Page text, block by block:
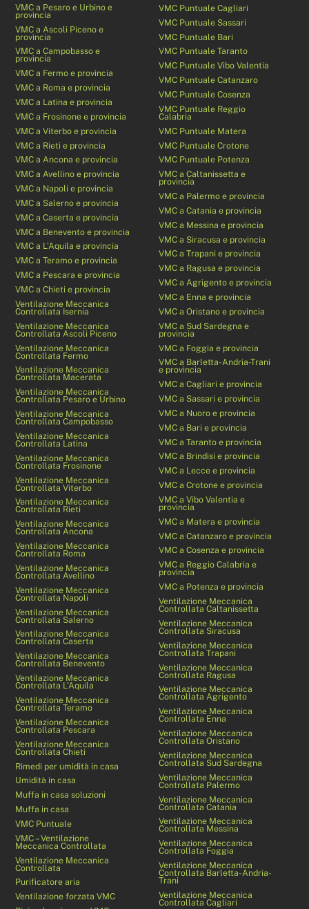
VMC a Pesaro e Urbino e
provincia
VMC a Ascoli Piceno e
provincia
VMC a Campobasso e
provincia
VMC a Fermo e provincia
VMC a Roma e provincia
VMC a Latina e provincia
VMC a Frosinone e provincia
VMC a Viterbo e provincia
VMC a Rieti e provincia
VMC a Ancona e provincia
VMC a Avellino e provincia
VMC a Napoli e provincia
VMC a Salerno e provincia
VMC a Caserta e provincia
VMC a Benevento e provincia
VMC a L’Aquila e provincia
VMC a Teramo e provincia
VMC a Pescara e provincia
VMC a Chieti e provincia
Ventilazione Meccanica
Controllata Isernia
Ventilazione Meccanica
Controllata Ascoli Piceno
Ventilazione Meccanica
Controllata Fermo
Ventilazione Meccanica
Controllata Macerata
Ventilazione Meccanica
Controllata Pesaro e Urbino
Ventilazione Meccanica
Controllata Campobasso
Ventilazione Meccanica
Controllata Latina
Ventilazione Meccanica
Controllata Frosinone
Ventilazione Meccanica
Controllata Viterbo
Ventilazione Meccanica
Controllata Rieti
Ventilazione Meccanica
Controllata Ancona
Ventilazione Meccanica
Controllata Roma
Ventilazione Meccanica
Controllata Avellino
Ventilazione Meccanica
Controllata Napoli
Ventilazione Meccanica
Controllata Salerno
Ventilazione Meccanica
Controllata Caserta
Ventilazione Meccanica
Controllata Benevento
Ventilazione Meccanica
Controllata L’Aquila
Ventilazione Meccanica
Controllata Teramo
Ventilazione Meccanica
Controllata Pescara
Ventilazione Meccanica
Controllata Chieti
Rimedi per umidità in casa
Umidità in casa
Muffa in casa soluzioni
Muffa in casa
VMC Puntuale
VMC – Ventilazione
Meccanica Controllata
Ventilazione Meccanica
Controllata
Purificatore aria
Ventilazione forzata VMC
VMC Puntuale Cagliari
VMC Puntuale Sassari
VMC Puntuale Bari
VMC Puntuale Taranto
VMC Puntuale Vibo Valentia
VMC Puntuale Catanzaro
VMC Puntuale Cosenza
VMC Puntuale Reggio
Calabria
VMC Puntuale Matera
VMC Puntuale Crotone
VMC Puntuale Potenza
VMC a Caltanissetta e
provincia
VMC a Palermo e provincia
VMC a Catania e provincia
VMC a Messina e provincia
VMC a Siracusa e provincia
VMC a Trapani e provincia
VMC a Ragusa e provincia
VMC a Agrigento e provincia
VMC a Enna e provincia
VMC a Oristano e provincia
VMC a Sud Sardegna e
provincia
VMC a Foggia e provincia
VMC a Barletta-Andria-Trani
e provincia
VMC a Cagliari e provincia
VMC a Sassari e provincia
VMC a Nuoro e provincia
VMC a Bari e provincia
VMC a Taranto e provincia
VMC a Brindisi e provincia
VMC a Lecce e provincia
VMC a Crotone e provincia
VMC a Vibo Valentia e
provincia
VMC a Matera e provincia
VMC a Catanzaro e provincia
VMC a Cosenza e provincia
VMC a Reggio Calabria e
provincia
VMC a Potenza e provincia
Ventilazione Meccanica
Controllata Caltanissetta
Ventilazione Meccanica
Controllata Siracusa
Ventilazione Meccanica
Controllata Trapani
Ventilazione Meccanica
Controllata Ragusa
Ventilazione Meccanica
Controllata Agrigento
Ventilazione Meccanica
Controllata Enna
Ventilazione Meccanica
Controllata Oristano
Ventilazione Meccanica
Controllata Sud Sardegna
Ventilazione Meccanica
Controllata Palermo
Ventilazione Meccanica
Controllata Catania
Ventilazione Meccanica
Controllata Messina
Ventilazione Meccanica
Controllata Foggia
Ventilazione Meccanica
Controllata Barletta-Andria-
Trani
Ventilazione Meccanica
Controllata Cagliari